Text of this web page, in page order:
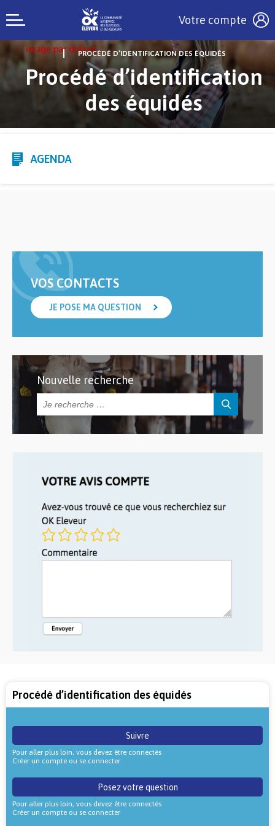
Votre compte
PROCÉDÉ D’IDENTIFICATION DES ÉQUIDÉS
Procédé d’identification
des équidés
AGENDA
VOS CONTACTS
JE POSE MA QUESTION
Nouvelle recherche
Procédé d’identification des équidés
Suivre
Pour aller plus loin, vous devez être connectés
Créer un compte ou se connecter
Posez votre question
Pour aller plus loin, vous devez être connectés
Créer un compte ou se connecter